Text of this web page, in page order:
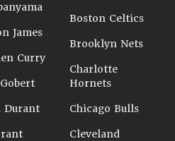
James
Curry
Durant
Boston Celtics
Brooklyn Nets
Charlotte
Hornets
Chicago Bulls
Cleveland